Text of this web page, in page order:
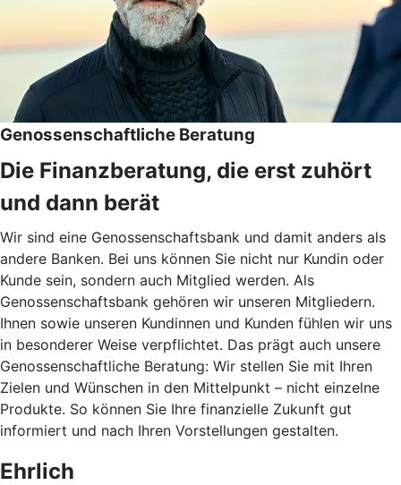
Genossenschaftliche Beratung
Die Finanzberatung, die erst zuhört
und dann berät
Wir sind eine Genossenschaftsbank und damit anders als
andere Banken. Bei uns können Sie nicht nur Kundin oder
Kunde sein, sondern auch Mitglied werden. Als
Genossenschaftsbank gehören wir unseren Mitgliedern.
Ihnen sowie unseren Kundinnen und Kunden fühlen wir uns
in besonderer Weise verpflichtet. Das prägt auch unsere
Genossenschaftliche Beratung: Wir stellen Sie mit Ihren
Zielen und Wünschen in den Mittelpunkt – nicht einzelne
Produkte. So können Sie Ihre finanzielle Zukunft gut
informiert und nach Ihren Vorstellungen gestalten.
Ehrlich